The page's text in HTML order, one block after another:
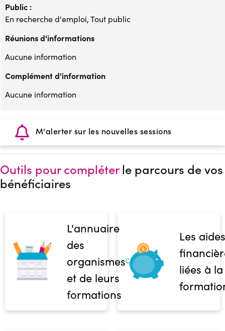
Public :
En recherche d'emploi, Tout public
Réunions d'informations
Aucune information
Complément d'information
Aucune information
M'alerter sur les nouvelles sessions
Outils pour compléterle parcours de vos
bénéficiaires
L'annuaire
des
organismes
et de leurs
formations
Les aides
liées à la